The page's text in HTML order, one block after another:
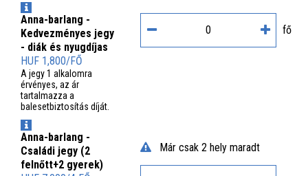
INFO
Anna-barlang -
Kedvezményes jegy
- diák és nyugdíjas
HUF 1,800/FŐ
A jegy 1 alkalomra
érvényes, az ár
tartalmazza a
balesetbiztosítás díját.
INFO
fő
Anna-barlang -
Családi jegy (2
felnőtt+2 gyerek)
Már csak 2 hely maradt